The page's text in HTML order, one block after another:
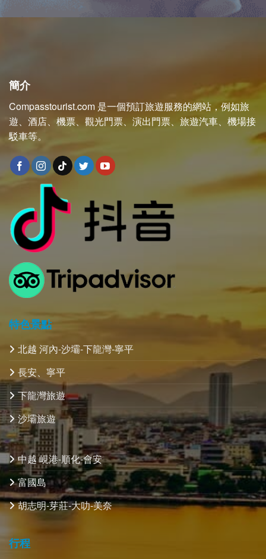
簡介
Compasstourist.com 是一個預訂旅遊服務的網站，例如旅
遊、酒店、機票、觀光門票、演出門票、旅遊汽車、機場接
駁車等。
特色景點
北越 河內-沙壩-下龍灣-寧平
長安、寧平
下龍灣旅遊
沙壩旅遊
中越 峴港-順化-會安
富國島
胡志明-芽莊-大叻-美奈
行程